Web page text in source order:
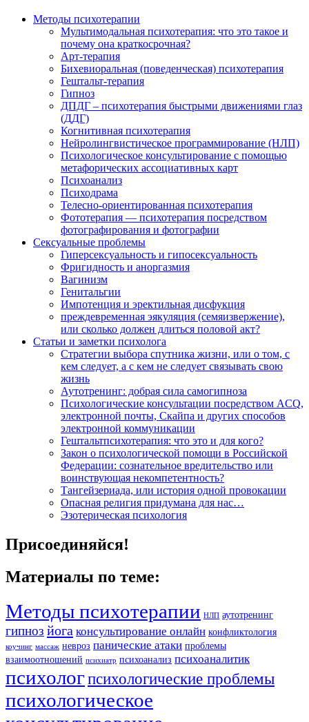
Методы психотерапии
Мультимодальная психотерапия: что это такое и
почему она краткосрочная?
Арт-терапия
Бихевиоральная (поведенческая) психотерапия
Гештальт-терапия
Гипноз
ДПДГ – психотерапия быстрыми движениями глаз
(ДДГ)
Когнитивная психотерапия
Нейролингвистическое программирование (НЛП)
Психологическое консультирование с помощью
метафорических ассоциативных карт
Психоанализ
Психодрама
Телесно-ориентированная психотерапия
Фототерапия — психотерапия посредством
фотографирования и фотографии
Сексуальные проблемы
Гиперсексуальность и гипосексуальность
Фригидность и аноргазмия
Вагинизм
Генитальгии
Импотенция и эректильная дисфукция
преждевременная эякуляция (семяизвержение),
или сколько должен длиться половой акт?
Статьи и заметки психолога
Стратегии выбора спутника жизни, или о том, с
кем следует, а с кем не следует связывать свою
жизнь
Аутотренинг: добрая сила самогипноза
Психологические консультации посредством ACQ,
электронной почты, Скайпа и других способов
электронной коммуникации
Гештальтпсихотерапия: что это и для кого?
Закон о психологической помощи в Российской
Федерации: сознательное вредительство или
воинствующая некомпетентность?
Тангейзериада, или история одной провокации
Опасная религия придумана для нас…
Эзотерическая психология
Присоединяйся!
Материалы по теме:
Методы психотерапии НЛП аутотренинг
гипноз йога консультирование онлайн конфликтология
коучинг массаж невроз панические атаки проблемы
взаимоотношений психиатр психоанализ психоаналитик
психологпсихологические проблемы
психологическое